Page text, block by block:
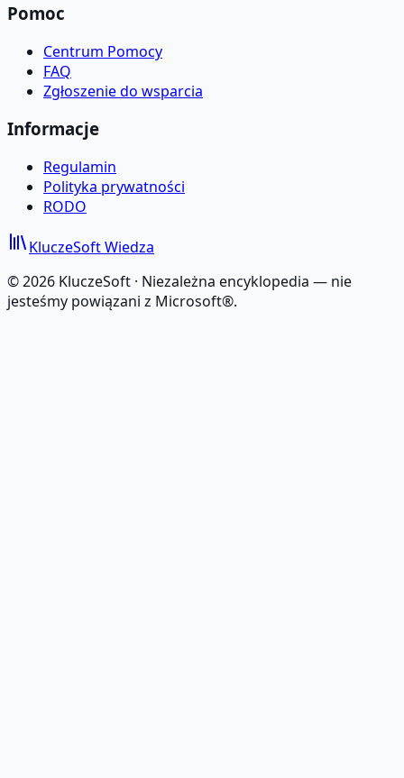
Pomoc
Centrum Pomocy
FAQ
Zgłoszenie do wsparcia
Informacje
Regulamin
Polityka prywatności
RODO
KluczeSoftWiedza
©2026 KluczeSoft · Niezależna encyklopedia — nie
jesteśmy powiązani z Microsoft®.